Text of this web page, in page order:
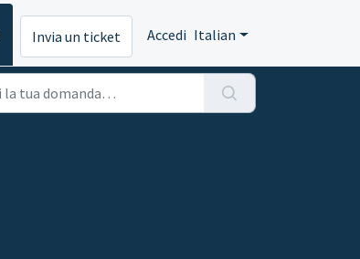
Invia un ticket Accedi Italian